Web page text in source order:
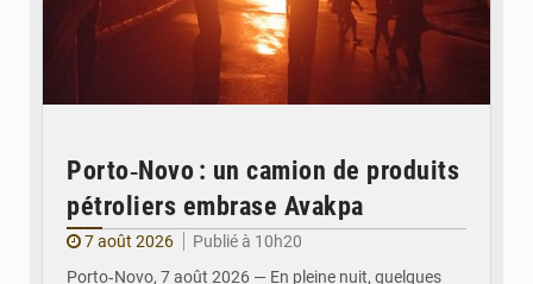
Porto‑Novo : un camion de produits
pétroliers embrase Avakpa
7 août 2026
Publié à 10h20
Porto‑Novo, 7 août 2026 — En pleine nuit, quelques